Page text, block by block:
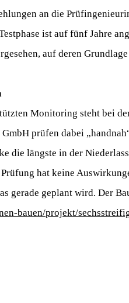
an die
ist auf fünf Jahre
auf deren
Monitoring steht bei
prüfen dabei
die längste in der
hat keine
gerade geplant wird. Der
bauen/projekt/